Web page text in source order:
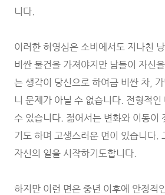
니다.
이러한 허영심은 소비에서도 지나친
비싼 물건을 가져야지만 남들이 자신
는 생각이 당신으로 하여금 비싼 차,
니 문제가 아닐 수 없습니다. 전형적
수 있습니다. 젊어서는 변화와 이동이
기도 하며 고생스러운 면이 있습니다.
자신의 일을 시작하기도합니다.
하지만 이런 면은 중년 이후에 안정적